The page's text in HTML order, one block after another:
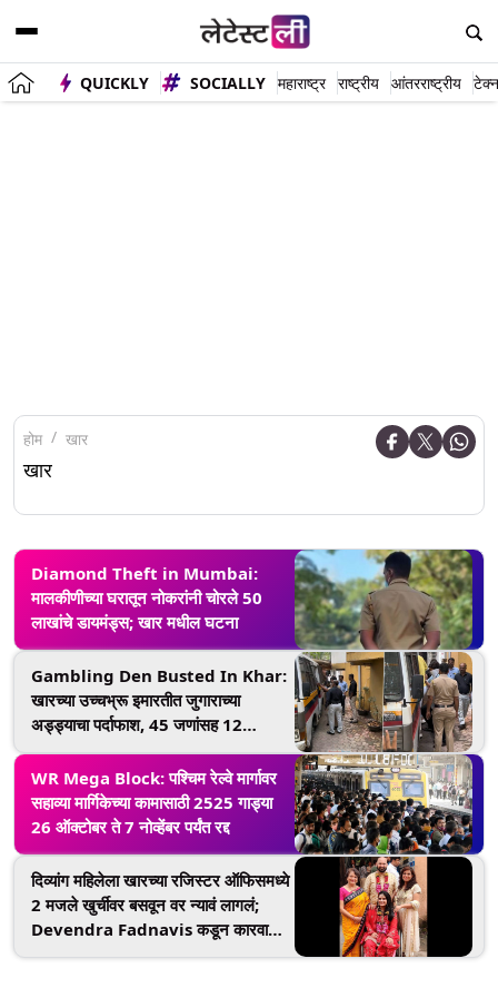
QUICKLY SOCIALLY महाराष्ट्र राष्ट्रीय आंतरराष्ट्रीय
होम खार
खार
Diamond Theft in Mumbai:
मालकीणीच्या घरातून नोकरांनी चोरले 50
लाखांचे डायमंड्स; खार मधील घटना
Gambling Den Busted In Khar:
खारच्या उच्चभ्रू इमारतीत जुगाराच्या
अड्ड्याचा पर्दाफाश, 45 जणांसह 12
महिलांना अटक, (Watch Video)
WR Mega Block: पश्चिम रेल्वे मार्गावर
सहाव्या मार्गिकेच्या कामासाठी 2525 गाड्या
26 ऑक्टोबर ते 7 नोव्हेंबर पर्यंत रद्द
दिव्यांग महिलेला खारच्या रजिस्टर ऑफिसमध्ये
2 मजले खुर्चीवर बसवून वर न्यावं लागलं;
Devendra Fadnavis कडून कारवाईची